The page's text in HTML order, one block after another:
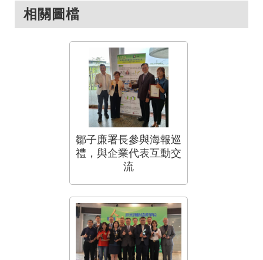
相關圖檔
鄒子廉署長參與海報巡
禮，與企業代表互動交
流